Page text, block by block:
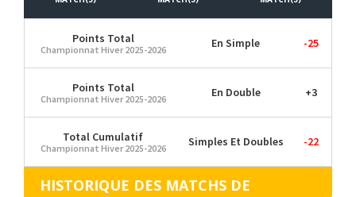
Points Total
Championnat Hiver 2025-2026 En Simple -25
Points Total
Championnat Hiver 2025-2026 En Double +3
Total Cumulatif
Championnat Hiver 2025-2026 Simples Et Doubles -22
HISTORIQUE DES MATCHS DE